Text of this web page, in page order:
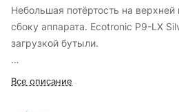
Небольшая потёртость на
сбоку аппарата. Ecotronic P9-LX
загрузкой бутыли.
Кулеры Б/У обмену и возврату не
Все описание